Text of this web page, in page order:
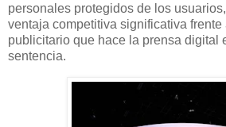
personales protegidos de los
ventaja competitiva significativa frente
publicitario que hace la prensa digital
sentencia.